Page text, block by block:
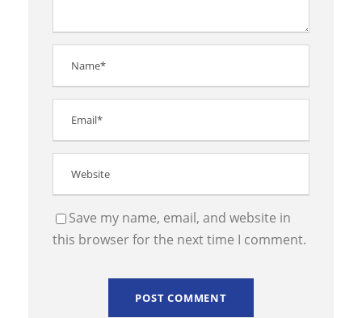
Save my name, email, and website in
this browser for the next time I comment.